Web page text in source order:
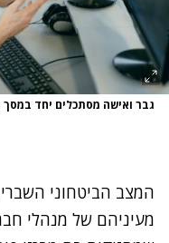
גבר ואישה מסתכלים יחד
המצב הביטחוני
מעיניהם של מנהלי